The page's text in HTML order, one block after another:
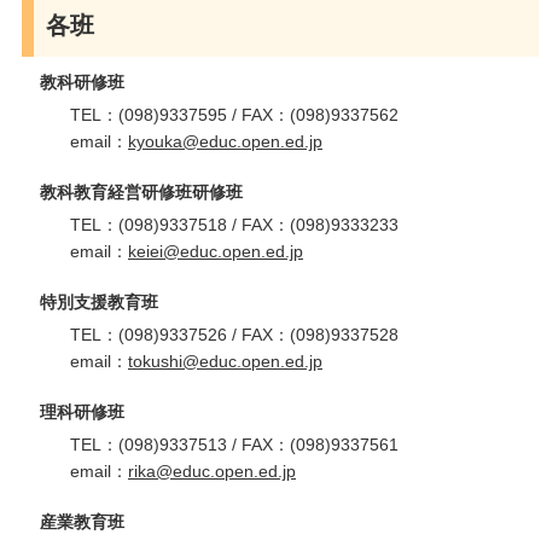
各班
教科研修班
TEL：(098)9337595 / FAX：(098)9337562
email： kyouka@educ.open.ed.jp
教科教育経営研修班研修班
TEL：(098)9337518 / FAX：(098)9333233
email： keiei@educ.open.ed.jp
特別支援教育班
TEL：(098)9337526 / FAX：(098)9337528
email： tokushi@educ.open.ed.jp
理科研修班
TEL：(098)9337513 / FAX：(098)9337561
email： rika@educ.open.ed.jp
産業教育班